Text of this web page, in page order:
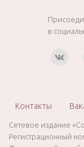
в
Контакты
Сетевое издание
Регистрационный